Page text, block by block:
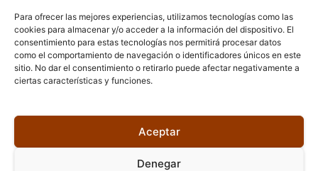
Para ofrecer las mejores experiencias, utilizamos tecnologías como las
cookies para almacenar y/o acceder a la información del dispositivo. El
consentimiento para estas tecnologías nos permitirá procesar datos
como el comportamiento de navegación o identificadores únicos en este
sitio. No dar el consentimiento o retirarlo puede afectar negativamente a
ciertas características y funciones.
Aceptar
Denegar
Aviso legal|Accesibilidad